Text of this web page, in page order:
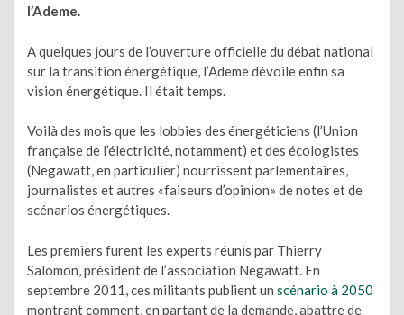
l’Ademe.
A quelques jours de l’ouverture officielle du débat national
sur la transition énergétique, l’Ademe dévoile enfin sa
vision énergétique. Il était temps.
Voilà des mois que les lobbies des énergéticiens (l’Union
française de l’électricité, notamment) et des écologistes
(Negawatt, en particulier) nourrissent parlementaires,
journalistes et autres «faiseurs d’opinion» de notes et de
scénarios énergétiques.
Les premiers furent les experts réunis par Thierry
Salomon, président de l’association Negawatt. En
septembre 2011, ces militants publient un scénario à 2050
montrant comment, en partant de la demande, abattre de